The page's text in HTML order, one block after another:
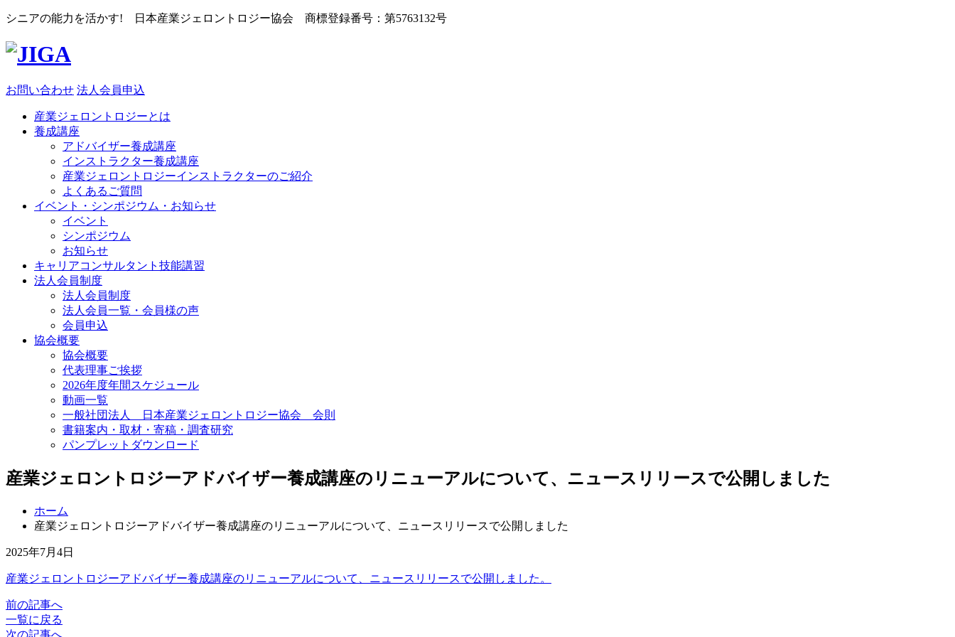
シニアの能力を活かす! 日本産業ジェロントロジー協会 商標登録番号：第5763132号
お問い合わせ 法人会員申込
産業ジェロントロジーとは
養成講座
アドバイザー養成講座
インストラクター養成講座
産業ジェロントロジーインストラクターのご紹介
よくあるご質問
イベント・シンポジウム・お知らせ
イベント
シンポジウム
お知らせ
キャリアコンサルタント技能講習
法人会員制度
法人会員制度
法人会員一覧・会員様の声
会員申込
協会概要
協会概要
代表理事ご挨拶
2026年度年間スケジュール
動画一覧
一般社団法人 日本産業ジェロントロジー協会 会則
書籍案内・取材・寄稿・調査研究
パンプレットダウンロード
産業ジェロントロジーアドバイザー養成講座のリニューアルについて、ニュースリリースで公開しました
ホーム
産業ジェロントロジーアドバイザー養成講座のリニューアルについて、ニュースリリースで公開しました
2025年7月4日
産業ジェロントロジーアドバイザー養成講座のリニューアルについて、ニュースリリースで公開しました。
前の記事へ
一覧に戻る
次の記事へ